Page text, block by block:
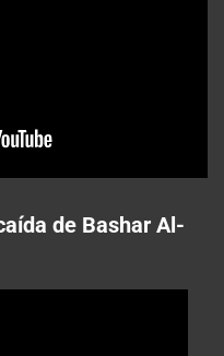
de Bashar Al-